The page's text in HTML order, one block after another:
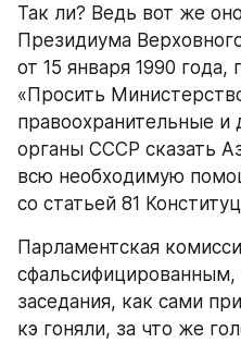
Так ли? Ведь вот же
Президиума
от 15 января 1990 года,
«Просить
правоохранительные и
органы СССР сказать
всю необходимую
со статьей 81
Парламентская
сфальсифицированным,
заседания, как сами
кэ гоняли, за что же